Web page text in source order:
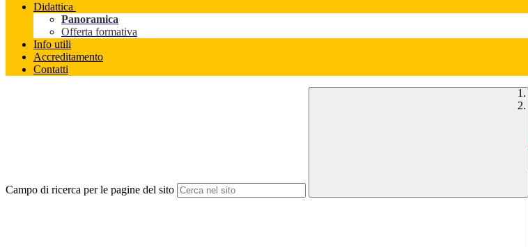
Didattica
Panoramica
Offerta formativa
Info utili
Accreditamento
Contatti
Campo di ricerca per le pagine del sito